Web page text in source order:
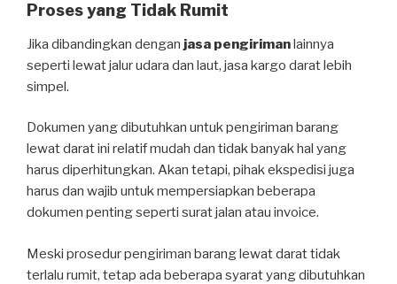
Proses yang Tidak Rumit
Jika dibandingkan dengan jasa pengirimanlainnya
seperti lewat jalur udara dan laut, jasa kargo darat lebih
simpel.
Dokumen yang dibutuhkan untuk pengiriman barang
lewat darat ini relatif mudah dan tidak banyak hal yang
harus diperhitungkan. Akan tetapi, pihak ekspedisi juga
harus dan wajib untuk mempersiapkan beberapa
dokumen penting seperti surat jalan atau invoice.
Meski prosedur pengiriman barang lewat darat tidak
terlalu rumit, tetap ada beberapa syarat yang dibutuhkan